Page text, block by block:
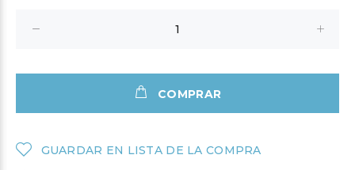
COMPRAR
GUARDAR EN LISTA DE LA COMPRA